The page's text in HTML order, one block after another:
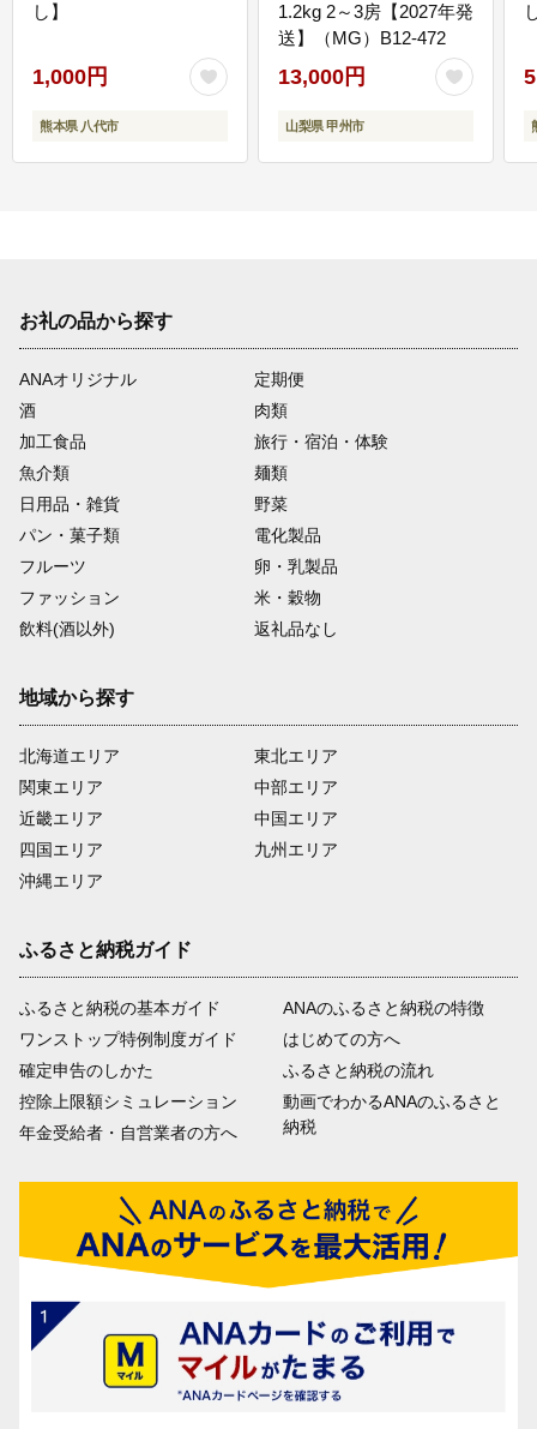
し】
1,000円
熊本県 八代市
1.2kg 2～3房【2027年発
送】（MG）B12-472
13,000円
山梨県 甲州市
お礼の品から探す
ANAオリジナル
定期便
酒
肉類
加工食品
旅行・宿泊・体験
魚介類
麺類
日用品・雑貨
野菜
パン・菓子類
電化製品
フルーツ
卵・乳製品
ファッション
米・穀物
飲料(酒以外)
返礼品なし
地域から探す
北海道エリア
関東エリア
近畿エリア
四国エリア
沖縄エリア
東北エリア
中部エリア
中国エリア
九州エリア
ふるさと納税ガイド
ふるさと納税の基本ガイド
ワンストップ特例制度ガイド
確定申告のしかた
控除上限額シミュレーション
年金受給者・自営業者の方へ
ANAのふるさと納税の特徴
はじめての方へ
ふるさと納税の流れ
動画でわかるANAのふるさと
納税